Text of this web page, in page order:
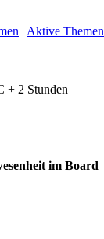
| Aktive Themen
+ 2 Stunden
im Board